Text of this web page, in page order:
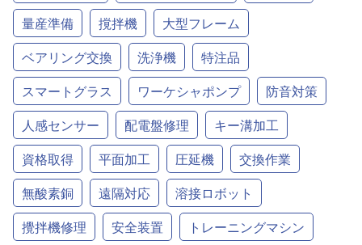
量産準備 撹拌機
大型フレーム
ベアリング交換
洗浄機
特注品
スマートグラス
ワーケシャポンプ
防音対策
人感センサー
配電盤修理
キー溝加工
資格取得
平面加工 圧延機
交換作業
無酸素銅
遠隔対応
溶接ロボット
攪拌機修理
安全装置
トレーニングマシン